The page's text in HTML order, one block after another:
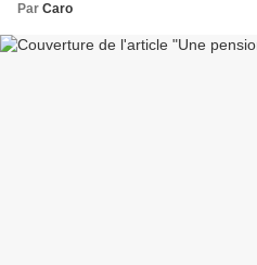
Par Caro